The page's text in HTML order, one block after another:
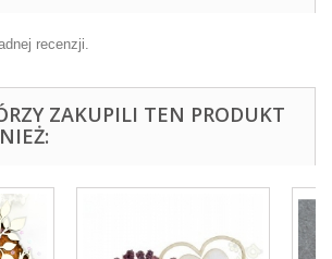
recenzji.
ZAKUPILI TEN PRODUKT